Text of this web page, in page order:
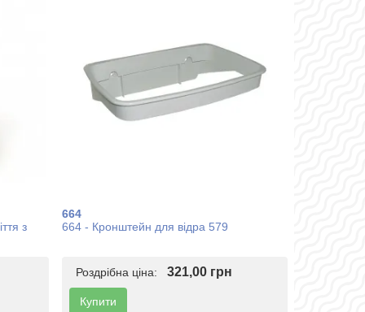
з
664
664 - Кронштейн для відра 579
Роздрібна ціна:321,00 грн
Купити